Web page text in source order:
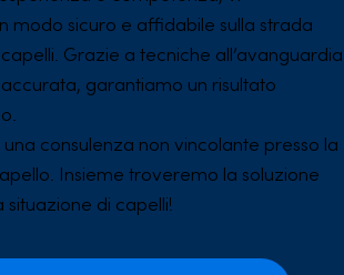
modo sicuro e affidabile sulla strada
Grazie a tecniche all’avanguardia
garantiamo un risultato
una consulenza non vincolante presso la
Insieme troveremo la soluzione
di capelli!